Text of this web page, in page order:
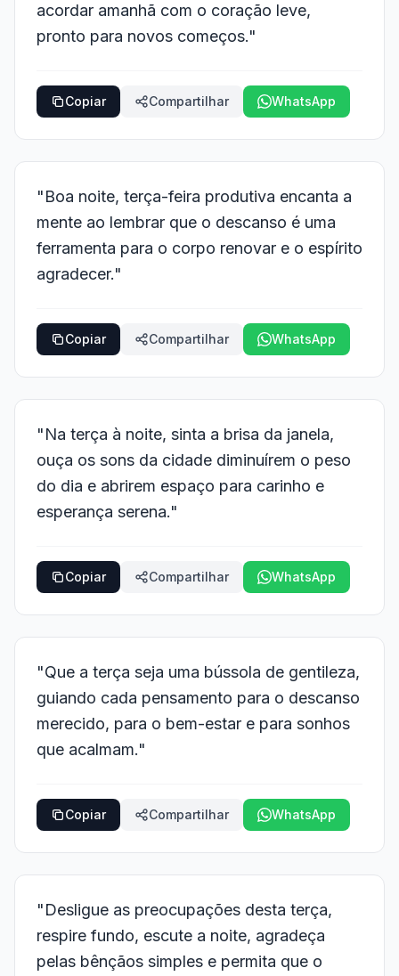
acordar amanhã com o coração leve,
pronto para novos começos."
Copiar Compartilhar WhatsApp
"Boa noite, terça-feira produtiva encanta a
mente ao lembrar que o descanso é uma
ferramenta para o corpo renovar e o espírito
agradecer."
Copiar Compartilhar WhatsApp
"Na terça à noite, sinta a brisa da janela,
ouça os sons da cidade diminuírem o peso
do dia e abrirem espaço para carinho e
esperança serena."
Copiar Compartilhar WhatsApp
"Que a terça seja uma bússola de gentileza,
guiando cada pensamento para o descanso
merecido, para o bem-estar e para sonhos
que acalmam."
Copiar Compartilhar WhatsApp
"Desligue as preocupações desta terça,
respire fundo, escute a noite, agradeça
pelas bênçãos simples e permita que o